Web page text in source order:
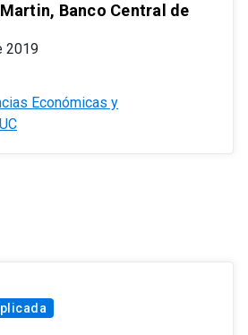
Banco Central de
2019
Económicas y